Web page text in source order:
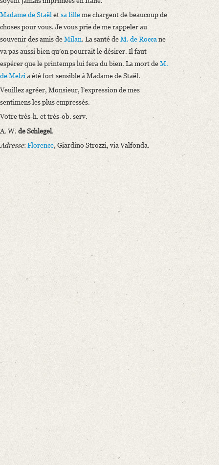
Madame de Staël etsa filleme chargent de beaucoup de
choses pour vous. Je vous prie de me rappeler au
souvenir des amis deMilan. La santé deM. de Rocca ne
va pas aussi bien qu’on pourrait le désirer. Il faut
espérer que le printemps lui fera du bien. La mort deM.
de Melzi a été fort sensible à Madame de Staël.
Veuillez agréer, Monsieur, l’expression de mes
sentimens les plus empressés.
Votre très-h. et très-ob. serv.
A. W. de Schlegel.
Adresse: Florence, Giardino Strozzi, via Valfonda.